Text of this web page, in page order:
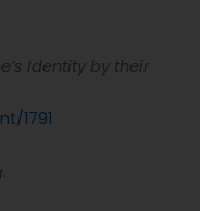
Identity by their
1791
.